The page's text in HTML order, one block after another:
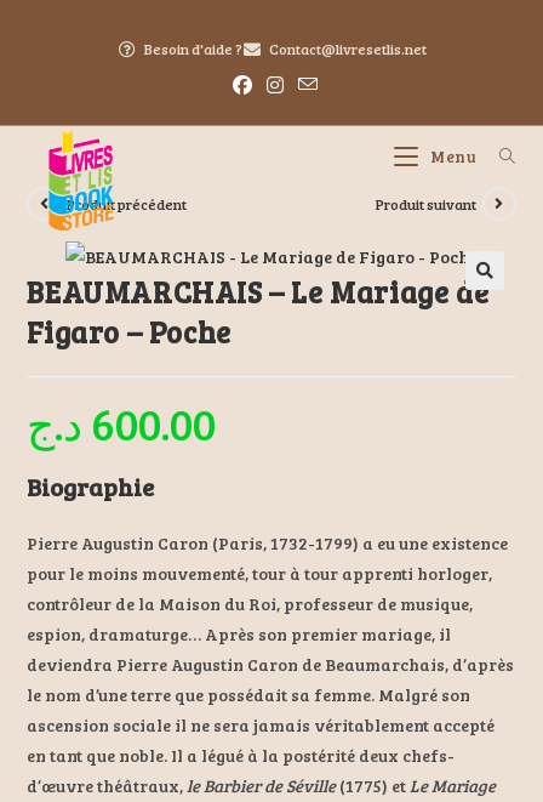
Besoin d'aide ? Contact@livresetlis.net
Menu
Produit précédent Produit suivant
BEAUMARCHAIS – Le Mariage de
Figaro – Poche
600.00 د.ج
Biographie
Pierre Augustin Caron (Paris, 1732-1799) a eu une existence
pour le moins mouvementé, tour à tour apprenti horloger,
contrôleur de la Maison du Roi, professeur de musique,
espion, dramaturge… Après son premier mariage, il
deviendra Pierre Augustin Caron de Beaumarchais, d’après
le nom d’une terre que possédait sa femme. Malgré son
ascension sociale il ne sera jamais véritablement accepté
en tant que noble. Il a légué à la postérité deux chefs-
d’œuvre théâtraux,le Barbier de Séville(1775) etLe Mariage